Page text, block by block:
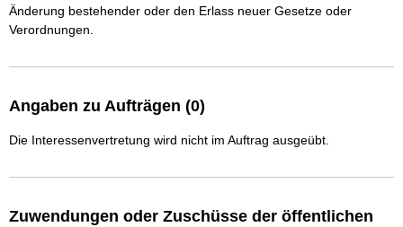
Änderung bestehender oder den Erlass neuer Gesetze oder
Verordnungen.
Angaben zu Aufträgen (0)
Die Interessenvertretung wird nicht im Auftrag ausgeübt.
Zuwendungen oder Zuschüsse der öffentlichen